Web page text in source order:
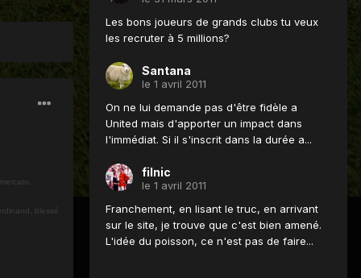
blessé
Les bons joueurs de grands clubs tu veux
les recruter à 5 millions?
Santana
le 1 avril 2011
On ne lui demande pas d'être fidèle a
United mais d'apporter un impact dans
l'immédiat. Si il s'inscrit dans la durée a...
filnic
le 1 avril 2011
Franchement, en lisant le truc, en arrivant
sur le site, je trouve que c'est bien amené.
L'idée du poisson, ce n'est pas de faire...